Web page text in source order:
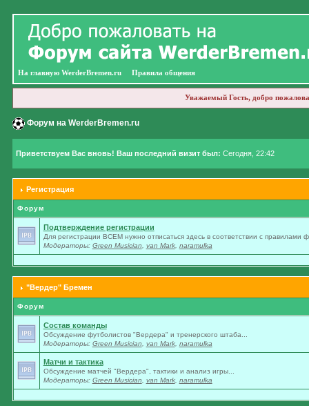
На главную WerderBremen.ru Правила общения
Уважаемый Гость, добро
Форум на WerderBremen.ru
Приветствуем Вас вновь! Ваш последний визит был: Сегодня, 22:42
Регистрация
Форум
Подтверждение регистрации
Для регистрации ВСЕМ нужно отписаться здесь в соответствии с правилами
Модераторы: Green Musician van Mark, naramulka
"Вердер" Бремен
Форум
Состав команды
Обсуждение футболистов "Вердера" и тренерского штаба...
Модераторы: Green Musician van Mark, naramulka
Матчи и тактика
Обсуждение матчей "Вердера", тактики и анализ игры...
Модераторы: Green Musician van Mark, naramulka